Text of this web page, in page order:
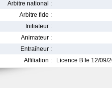
Arbitre national :
Arbitre fide :
Initiateur :
Animateur :
Entraîneur :
Affiliation :
Licence B le 12/09/